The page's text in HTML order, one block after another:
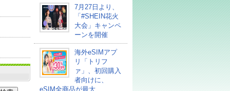
7月27日より、
「#SHEIN花火
大会」キャンペ
ーンを開催
海外eSIMアプ
リ「トリフ
ァ」、初回購入
者向けに、
eSIM全商品が最大